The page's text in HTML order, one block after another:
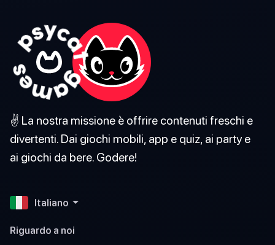
✌️ La nostra missione è offrire contenuti freschi e
divertenti. Dai giochi mobili, app e quiz, ai party e
ai giochi da bere. Godere!
Italiano
Riguardo a noi